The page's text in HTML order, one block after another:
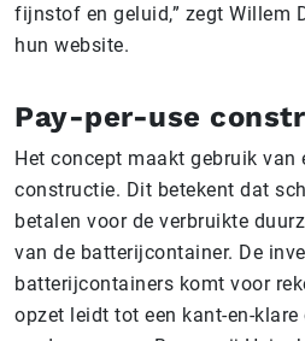
fijnstof en geluid,” zegt Willem
hun website.
Pay-per-use
Het concept maakt gebruik van
constructie. Dit betekent dat
betalen voor de verbruikte
van de batterijcontainer. De
batterijcontainers komt voor
opzet leidt tot een kant-en-